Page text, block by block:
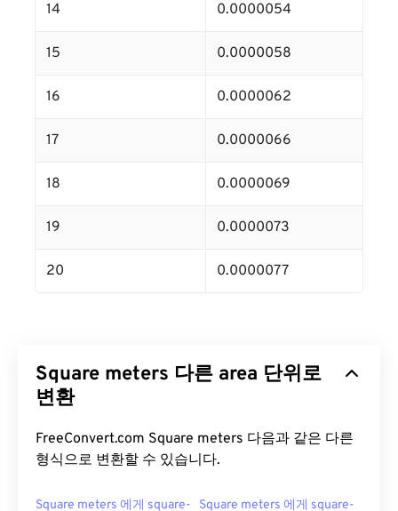
14 0.0000054
15 0.0000058
16 0.0000062
17 0.0000066
18 0.0000069
19 0.0000073
20 0.0000077
Square meters 다른 area 단위로
변환
FreeConvert.com Square meters 다음과 같은 다른
형식으로 변환할 수 있습니다.
Square meters 에게 square- Square meters 에게 square-